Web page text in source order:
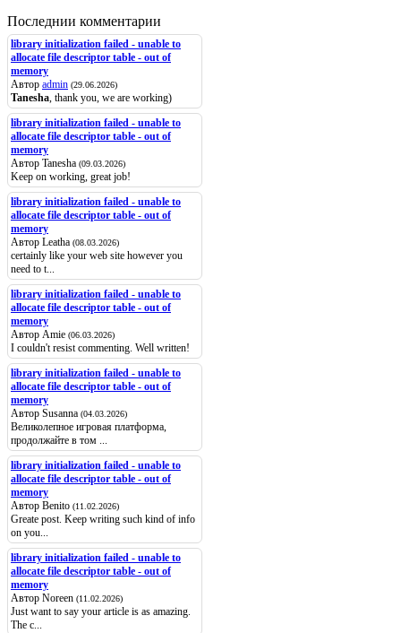
Последнии комментарии
library initialization failed - unable to
allocate file descriptor table - out of
memory
Автор admin (29.06.2026)
Tanesha, thank you, we are working)
library initialization failed - unable to
allocate file descriptor table - out of
memory
Автор Tanesha (09.03.2026)
Keep on working, great job!
library initialization failed - unable to
allocate file descriptor table - out of
memory
Автор Leatha (08.03.2026)
certainly like your web site however you
need to t...
library initialization failed - unable to
allocate file descriptor table - out of
memory
Автор Amie (06.03.2026)
I couldn't resist commenting. Well written!
library initialization failed - unable to
allocate file descriptor table - out of
memory
Автор Susanna (04.03.2026)
Великолепное игровая платформа,
продолжайте в том ...
library initialization failed - unable to
allocate file descriptor table - out of
memory
Автор Benito (11.02.2026)
Greate post. Keep writing such kind of info
on you...
library initialization failed - unable to
allocate file descriptor table - out of
memory
Автор Noreen (11.02.2026)
Just want to say your article is as amazing.
The c...